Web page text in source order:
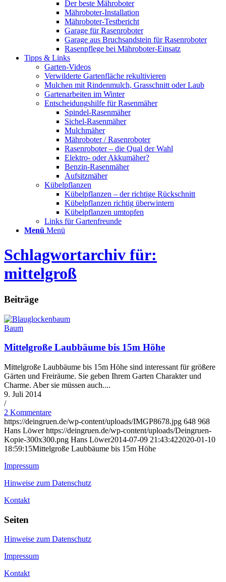
Der beste Mähroboter
Mähroboter-Installation
Mähroboter-Testbericht
Garage für Rasenroboter
Garage aus Bruchsandstein für Rasenroboter
Rasenpflege bei Mähroboter-Einsatz
Tipps & Links
Garten-Videos
Verwilderte Gartenfläche rekultivieren
Mulchen mit Rindenmulch, Grasschnitt oder Laub
Gartenarbeiten im Winter
Entscheidungshilfe für Rasenmäher
Spindel-Rasenmäher
Sichel-Rasenmäher
Mulchmäher
Mähroboter / Rasenroboter
Rasenroboter – die Qual der Wahl
Elektro- oder Akkumäher?
Benzin-Rasenmäher
Aufsitzmäher
Kübelpflanzen
Kübelpflanzen – der richtige Rückschnitt
Kübelpflanzen richtig überwintern
Kübelpflanzen umtopfen
Links für Gartenfreunde
Menü Menü
Schlagwortarchiv für:
mittelgroß
Beiträge
Baum
Mittelgroße Laubbäume bis 15m Höhe
Mittelgroße Laubbäume bis 15m Höhe sind interessant für größere
Gärten und Freiräume. Sie geben Ihrem Garten Charakter und
Charme. Aber sie müssen auch....
9. Juli 2014
/
2 Kommentare
https://deingruen.de/wp-content/uploads/IMGP8678.jpg 648 968
Hans Löwer https://deingruen.de/wp-content/uploads/Deingruen-
Kopie-300x300.png Hans Löwer2014-07-09 21:43:422020-01-10
18:59:15Mittelgroße Laubbäume bis 15m Höhe
Impressum
Hinweise zum Datenschutz
Kontakt
Seiten
Hinweise zum Datenschutz
Impressum
Kontakt